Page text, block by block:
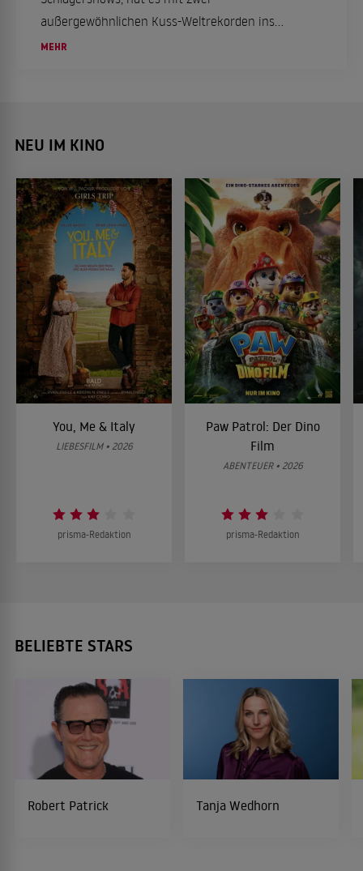
außergewöhnlichen Kuss-Weltrekorden ins
"Guinness-Buch der Rekorde" geschafft. Wir
MEHR
NEU IM KINO
You, Me & Italy
LIEBESFILM • 2026
prisma-Redaktion
Paw Patrol: Der Dino
Film
ABENTEUER • 2026
prisma-Redaktion
BELIEBTE STARS
Robert Patrick Tanja Wedhorn